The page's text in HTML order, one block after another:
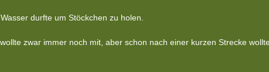
durfte um Stöckchen zu holen.
zwar immer noch mit, aber schon nach einer kurzen Strecke